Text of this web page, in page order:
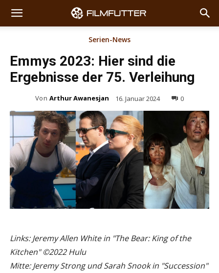
Serien-News
Emmys 2023: Hier sind die
Ergebnisse der 75. Verleihung
Von Arthur Awanesjan 16. Januar 2024 0
Links: Jeremy Allen White in "The Bear: King of the
Kitchen" ©2022 Hulu
Mitte: Jeremy Strong und Sarah Snook in "Succession"